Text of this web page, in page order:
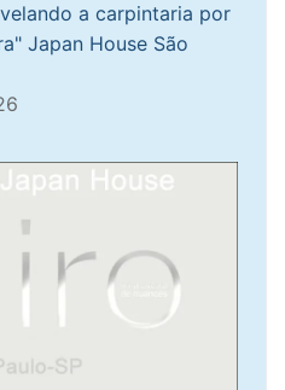
a carpintaria por
Japan House São